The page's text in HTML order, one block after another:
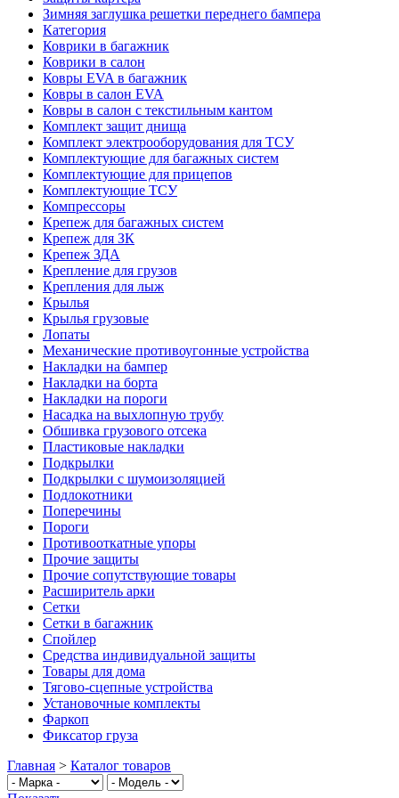
Зимняя заглушка решетки переднего бампера
Категория
Коврики в багажник
Коврики в салон
Ковры EVA в багажник
Ковры в салон EVA
Ковры в салон с текстильным кантом
Комплект защит днища
Комплект электрооборудования для ТСУ
Комплектующие для багажных систем
Комплектующие для прицепов
Комплектующие ТСУ
Компрессоры
Крепеж для багажных систем
Крепеж для ЗК
Крепеж ЗДА
Крепление для грузов
Крепления для лыж
Крылья
Крылья грузовые
Лопаты
Механические противоугонные устройства
Накладки на бампер
Накладки на борта
Накладки на пороги
Насадка на выхлопную трубу
Обшивка грузового отсека
Пластиковые накладки
Подкрылки
Подкрылки с шумоизоляцией
Подлокотники
Поперечины
Пороги
Противооткатные упоры
Прочие защиты
Прочие сопутствующие товары
Расширитель арки
Сетки
Сетки в багажник
Спойлер
Средства индивидуальной защиты
Товары для дома
Тягово-сцепные устройства
Установочные комплекты
Фаркоп
Фиксатор груза
Главная > Каталог товаров